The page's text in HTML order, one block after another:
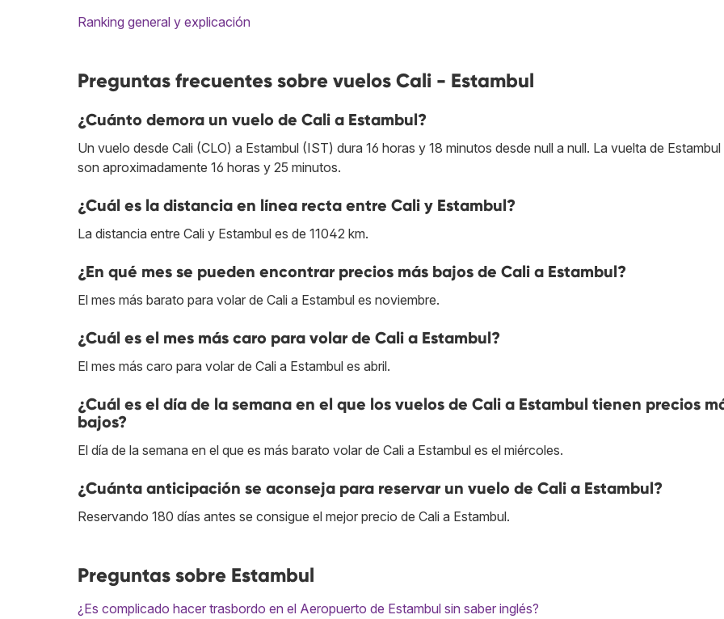
Ranking general y explicación
Preguntas frecuentes sobre vuelos Cali - Estambul
¿Cuánto demora un vuelo de Cali a Estambul?
Un vuelo desde Cali (CLO) a Estambul (IST) dura 16 horas y 18 minutos desde null a null. La vuelta de Estambul
son aproximadamente 16 horas y 25 minutos.
¿Cuál es la distancia en línea recta entre Cali y Estambul?
La distancia entre Cali y Estambul es de 11042 km.
¿En qué mes se pueden encontrar precios más bajos de Cali a Estambul?
El mes más barato para volar de Cali a Estambul es noviembre.
¿Cuál es el mes más caro para volar de Cali a Estambul?
El mes más caro para volar de Cali a Estambul es abril.
¿Cuál es el día de la semana en el que los vuelos de Cali a Estambul tienen precios
bajos?
El día de la semana en el que es más barato volar de Cali a Estambul es el miércoles.
¿Cuánta anticipación se aconseja para reservar un vuelo de Cali a Estambul?
Reservando 180 días antes se consigue el mejor precio de Cali a Estambul.
Preguntas sobre Estambul
¿Es complicado hacer trasbordo en el Aeropuerto de Estambul sin saber inglés?